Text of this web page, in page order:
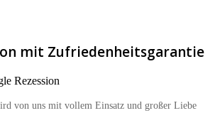
mit Zufriedenheitsgarantie
von uns mit vollem Einsatz und großer Liebe